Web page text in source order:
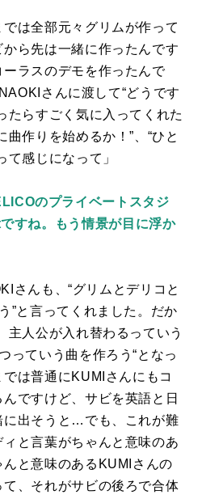
は全部元々グリムが作って
ら先は一緒に作ったんです
ラスのデモを作ったんで
NAOKI さんに渡して“どうです
たらすごく気に入ってくれた
曲作りを始めるか！”、“ひと
て感じになって」
のプライベートスタジ
すね。もう情景が目に浮か
さんも、“グリムとデリコと
”と言ってくれました。だか
主人公が入れ替わるっていう
っていう曲を作ろう“となっ
は普通に KUMI さんにもコ
ですけど、サビを英語と日
に出そうと…でも、これが難
と言葉がちゃんと意味のあ
と意味のある KUMI さんの
、それがサビの後ろで合体